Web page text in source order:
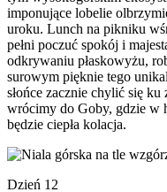
imponujące lobelie
uroku. Lunch na pikniku
pełni poczuć spokój i
odkrywaniu płaskowyżu,
surowym pięknie tego
słońce zacznie chylić się
wrócimy do Goby, gdzie w
będzie ciepła kolacja.
Dzień 12